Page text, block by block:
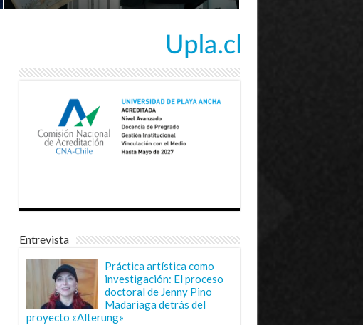
Entrevista
Práctica artística como
investigación: El proceso
doctoral de Jenny Pino
Madariaga detrás del
proyecto «Alterung»